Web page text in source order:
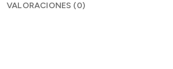
VALORACIONES (0)